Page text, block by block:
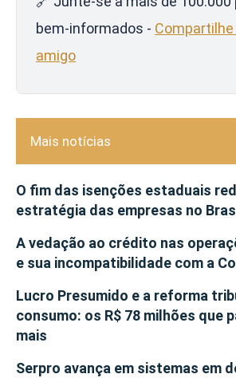
bem-informados -
amigo
Mais notícias
O fim das isenções estaduais
estratégia das empresas no
A vedação ao crédito nas
e sua incompatibilidade com a
Lucro Presumido e a reforma
consumo: os R$ 78 milhões que
mais
Serpro avança em sistemas em